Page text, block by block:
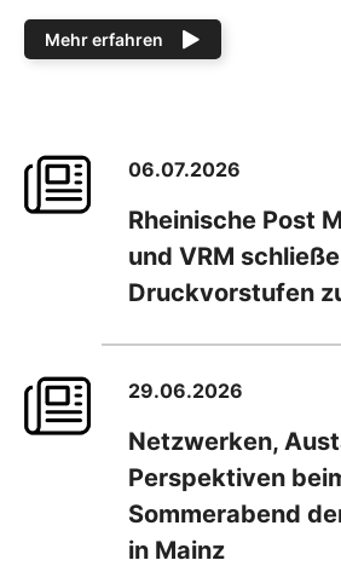
Mehr erfahren
06.07.2026
Rheinische Post
und VRM
Druckvorstufen
29.06.2026
Netzwerken,
Perspektiven
Sommerabend
in Mainz